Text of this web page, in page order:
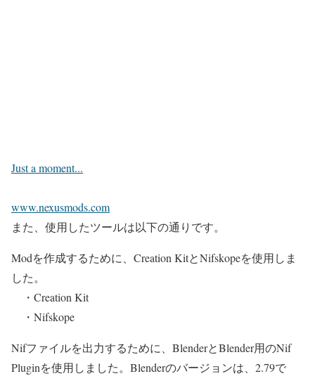
Just a moment...
www.nexusmods.com
また、使用したツールは以下の通りです。
Modを作成するために、Creation KitとNifskopeを使用しま
した。
・Creation Kit
・Nifskope
Nifファイルを出力するために、BlenderとBlender用のNif
Pluginを使用しました。Blenderのバージョンは、2.79で